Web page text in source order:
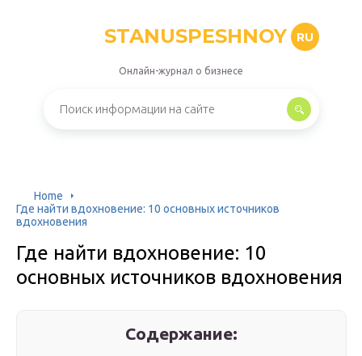
STANUSPESHNOY RU
Онлайн-журнал о бизнесе
Home
Где найти вдохновение: 10 основных источников
вдохновения
Где найти вдохновение: 10
основных источников вдохновения
Содержание: